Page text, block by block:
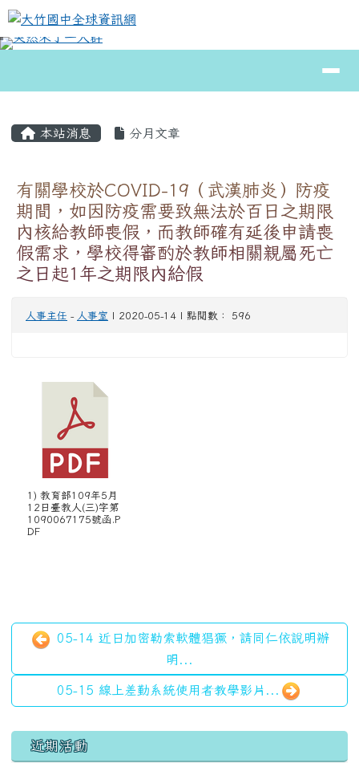
跳至主內容區
大竹國中全球資訊網
⏸
本站消息 分月文章
有關學校於COVID-19（武漢肺炎）防疫
期間，如因防疫需要致無法於百日之期限
內核給教師喪假，而教師確有延後申請喪
假需求，學校得審酌於教師相關親屬死亡
之日起1年之期限內給假
人事主任 - 人事室 | 2020-05-14 | 點閱數： 596
1) 教育部109年5月
12日臺教人(三)字第
1090067175號函.P
DF
05-14 近日加密勒索軟體猖獗，請同仁依說明辦
明...
05-15 線上差勤系統使用者教學影片...
左邊區域內容
近期活動